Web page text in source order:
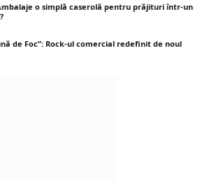
o simplă caserolă pentru prăjituri într-un
de Foc”: Rock-ul comercial redefinit de noul